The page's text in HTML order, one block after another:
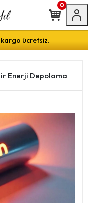
ücretsiz.
0
Enerji Depolama